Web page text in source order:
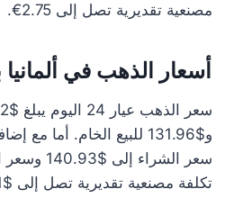
مصنعية تقديرية تصل إلى 2.75€.
أسعار الذهب في ألمانيا
و$131.96 للبيع الخام. أما
تكلفة مصنعية تقديرية تصل إلى $12.81.